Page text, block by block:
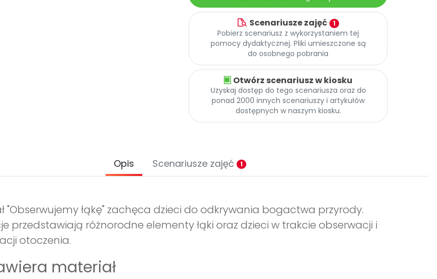
Scenariusze zajęć 1
Pobierz scenariusz z wykorzystaniem tej
pomocy dydaktycznej. Pliki umieszczone są
do osobnego pobrania
Otwórz scenariusz w kiosku
Uzyskaj dostęp do tego scenariusza oraz do
ponad 2000 innych scenariuszy i artykułów
dostępnych w naszym kiosku.
Opis Scenariusze zajęć 1
"Obserwujemy łąkę" zachęca dzieci do odkrywania bogactwa przyrody.
przedstawiają różnorodne elementy łąki oraz dzieci w trakcie obserwacji i
otoczenia.
materiał